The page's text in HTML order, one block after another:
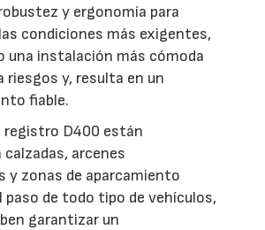
y ergonomía para
condiciones más exigentes,
una instalación más cómoda
riesgos y, resulta en un
fiable.
registro D400 están
arcenes
y zonas de aparcamiento
paso de todo tipo de vehículos,
garantizar un